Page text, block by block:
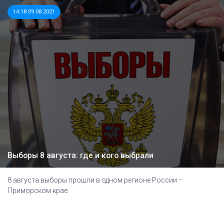
14:18 09.08.2021
Выборы 8 августа: где и кого выбрали
8 августа выборы прошли в одном регионе России –
Приморском крае.